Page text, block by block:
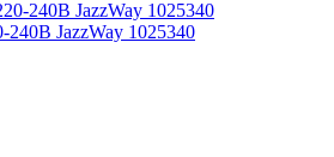
JazzWay 1025340